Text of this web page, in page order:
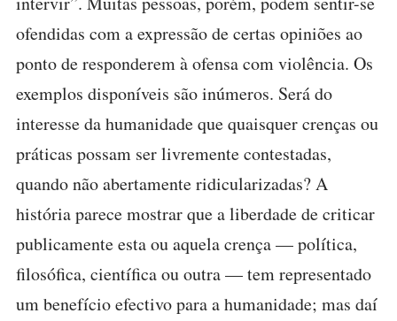
ofendidas com a expressão de certas opiniões ao
ponto de responderem à ofensa com violência. Os
exemplos disponíveis são inúmeros. Será do
interesse da humanidade que quaisquer crenças ou
práticas possam ser livremente contestadas,
quando não abertamente ridicularizadas? A
história parece mostrar que a liberdade de criticar
publicamente esta ou aquela crença — política,
filosófica, científica ou outra — tem representado
um benefício efectivo para a humanidade; mas daí